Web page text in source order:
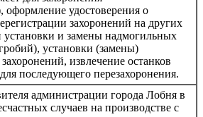
оформление удостоверения о
захоронений на других
установки и замены надмогильных
установки (замены)
извлечение останков
последующего перезахоронения.
администрации города Лобня в
случаев на производстве с